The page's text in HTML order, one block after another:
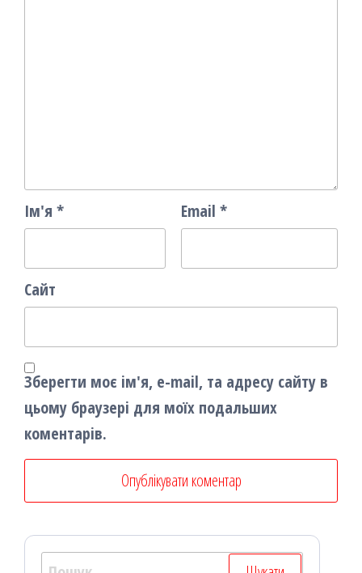
Ім'я * Email *
Сайт
Зберегти моє ім'я, e-mail, та адресу сайту в
цьому браузері для моїх подальших
коментарів.
Пошук: